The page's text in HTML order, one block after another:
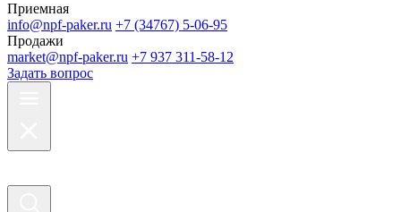
Приемная
info@npf-paker.ru +7 (34767) 5-06-95
Продажи
market@npf-paker.ru +7 937 311-58-12
Задать вопрос